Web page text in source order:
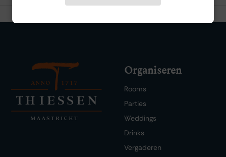
Organiseren
Rooms
Parties
Weddings
Drinks
Vergaderen